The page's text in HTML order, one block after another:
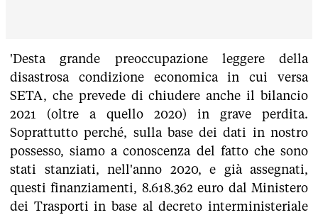
'Desta grande preoccupazione leggere della
disastrosa condizione economica in cui versa
SETA, che prevede di chiudere anche il bilancio
2021 (oltre a quello 2020) in grave perdita.
Soprattutto perché, sulla base dei dati in nostro
possesso, siamo a conoscenza del fatto che sono
stati stanziati, nell'anno 2020, e già assegnati,
questi finanziamenti, 8.618.362 euro dal Ministero
dei Trasporti in base al decreto interministeriale